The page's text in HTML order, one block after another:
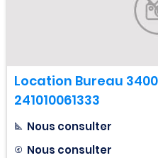
Location Bureau
241010061333
Nous consulter
Nous consulter